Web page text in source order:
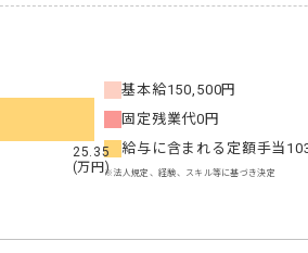
25.35
(万円)
基本給150,500円
固定残業代0円
給与に含まれる定額手当
※法人規定、経験、スキル等に基づき決定